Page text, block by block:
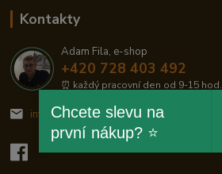
Kontakty
Adam Fila, e-shop
+420 728 403 492
⏰ každý pracovní den od 9-15 hod.
info@zelezodum.cz
Chcete slevu na
první nákup? ⭐